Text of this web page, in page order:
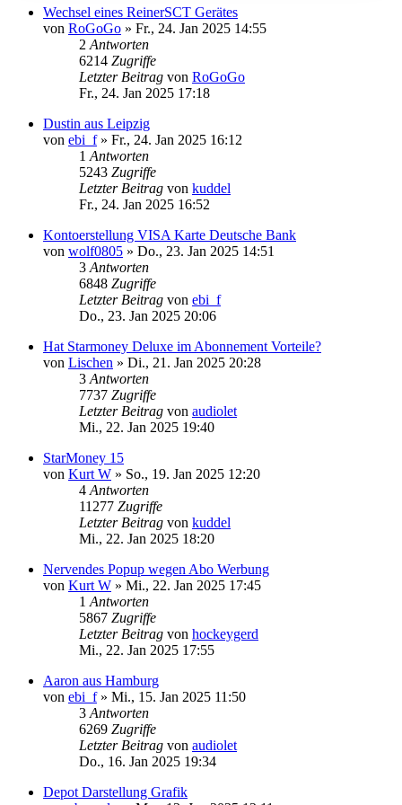
Wechsel eines ReinerSCT Gerätes
von RoGoGo » Fr., 24. Jan 2025 14:55
2 Antworten
6214 Zugriffe
Letzter Beitrag von RoGoGo
Fr., 24. Jan 2025 17:18
Dustin aus Leipzig
von ebi_f» Fr., 24. Jan 2025 16:12
1 Antworten
5243 Zugriffe
Letzter Beitrag von kuddel
Fr., 24. Jan 2025 16:52
Kontoerstellung VISA Karte Deutsche Bank
von wolf0805 » Do., 23. Jan 2025 14:51
3 Antworten
6848 Zugriffe
Letzter Beitrag von ebi_f
Do., 23. Jan 2025 20:06
Hat Starmoney Deluxe im Abonnement Vorteile?
von Lischen » Di., 21. Jan 2025 20:28
3 Antworten
7737 Zugriffe
Letzter Beitrag von audiolet
Mi., 22. Jan 2025 19:40
StarMoney 15
von Kurt W » So., 19. Jan 2025 12:20
4 Antworten
11277 Zugriffe
Letzter Beitrag von kuddel
Mi., 22. Jan 2025 18:20
Nervendes Popup wegen Abo Werbung
von Kurt W » Mi., 22. Jan 2025 17:45
1 Antworten
5867 Zugriffe
Letzter Beitrag von hockeygerd
Mi., 22. Jan 2025 17:55
Aaron aus Hamburg
von ebi_f» Mi., 15. Jan 2025 11:50
3 Antworten
6269 Zugriffe
Letzter Beitrag von audiolet
Do., 16. Jan 2025 19:34
Depot Darstellung Grafik